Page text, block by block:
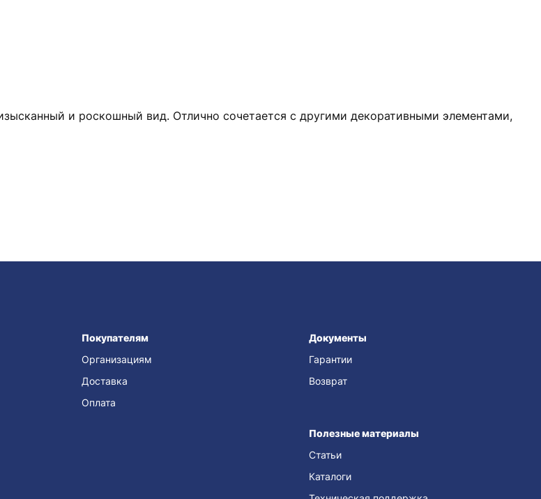
и роскошный вид. Отлично сочетается с другими декоративными элементами,
Покупателям
Организациям
Доставка
Оплата
Документы
Гарантии
Возврат
Полезные материалы
Статьи
Каталоги